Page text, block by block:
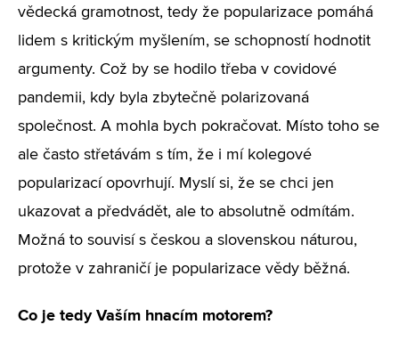
vědecká gramotnost, tedy že popularizace pomáhá
lidem s kritickým myšlením, se schopností hodnotit
argumenty. Což by se hodilo třeba v covidové
pandemii, kdy byla zbytečně polarizovaná
společnost. A mohla bych pokračovat. Místo toho se
ale často střetávám s tím, že i mí kolegové
popularizací opovrhují. Myslí si, že se chci jen
ukazovat a předvádět, ale to absolutně odmítám.
Možná to souvisí s českou a slovenskou náturou,
protože v zahraničí je popularizace vědy běžná.
Co je tedy Vaším hnacím motorem?